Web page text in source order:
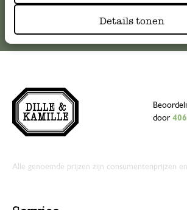
Details tonen
door 4061
Alle genoemde prijzen zijn consumentenprijzen